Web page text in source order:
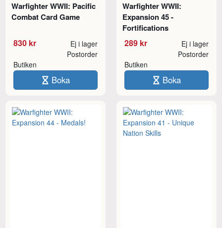
Warfighter WWII: Pacific
Combat Card Game
830 kr Ej i lager
Butiken
Postorder
Boka
Warfighter WWII:
Expansion 45 -
Fortifications
289 kr Ej i lager
Butiken
Postorder
Boka